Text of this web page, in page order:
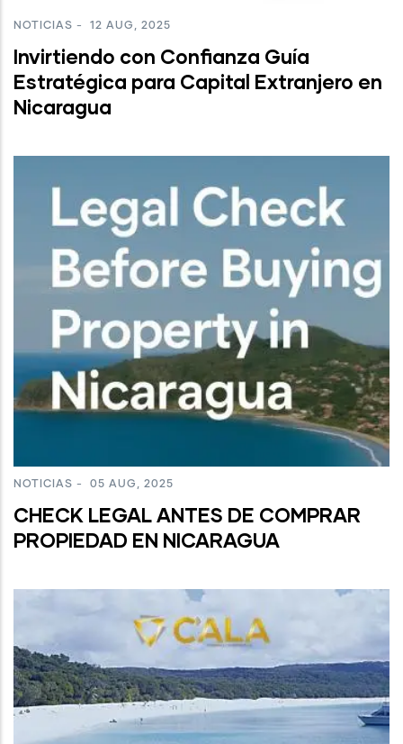
NOTICIAS - 12 AUG, 2025
Invirtiendo con Confianza Guía
Estratégica para Capital Extranjero en
Nicaragua
NOTICIAS - 05 AUG, 2025
CHECK LEGAL ANTES DE COMPRAR
PROPIEDAD EN NICARAGUA